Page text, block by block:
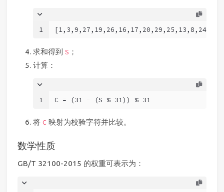
1
求和得到 S ；
计算：
1 C = (31 - (S % 31)) % 31
将 C映射为校验字符并比较。
数学性质
GB/T 32100-2015 的权重可表示为：